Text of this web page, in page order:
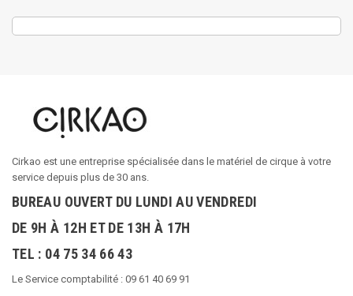
Cirkao est une entreprise spécialisée dans le matériel de cirque à votre
service depuis plus de 30 ans.
BUREAU OUVERT DU LUNDI AU VENDREDI
DE 9H À 12H ET DE 13H À 17H
TEL : 04 75 34 66 43
Le Service comptabilité : 09 61 40 69 91